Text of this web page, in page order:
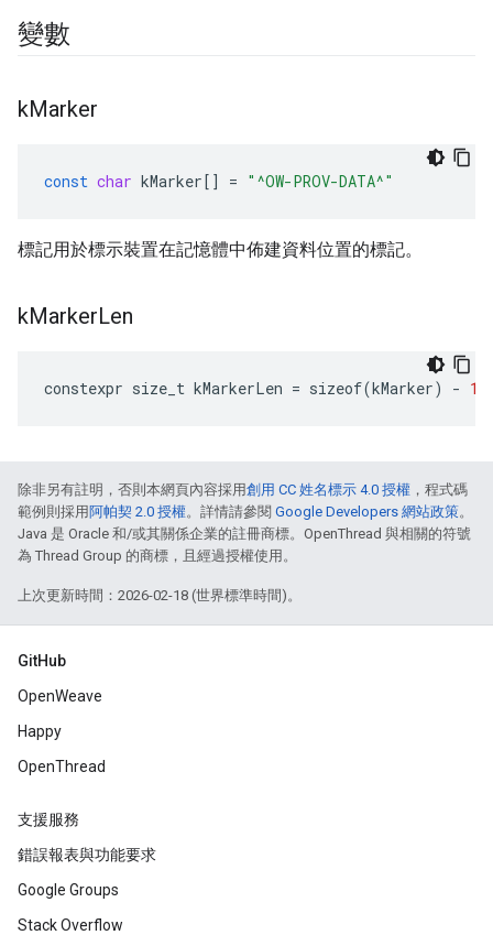
變數
kMarker
const char kMarker[] = "^OW-PROV-DATA^"
標記用於標示裝置在記憶體中佈建資料位置的標記。
kMarkerLen
constexpr size_t kMarkerLen = sizeof(kMarker) - 1
除非另有註明，否則本網頁內容採用創用 CC 姓名標示 4.0 授權 ，程式碼
範例則採用 阿帕契 2.0 授權。詳情請參閱 Google Developers 網站政策。
Java 是 Oracle 和/或其關係企業的註冊商標。OpenThread 與相關的符號
為 Thread Group 的商標，且經過授權使用。
上次更新時間：2026-02-18 (世界標準時間)。
GitHub
OpenWeave
Happy
OpenThread
支援服務
錯誤報表與功能要求
Google Groups
Stack Overflow